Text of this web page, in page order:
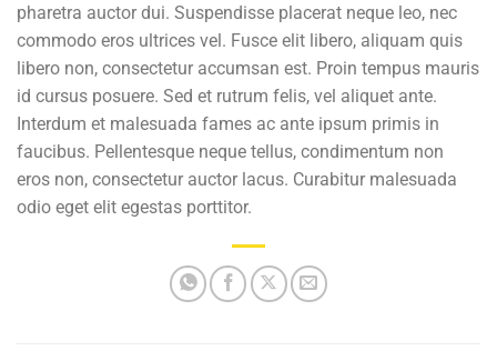
pharetra auctor dui. Suspendisse placerat neque leo, nec
commodo eros ultrices vel. Fusce elit libero, aliquam quis
libero non, consectetur accumsan est. Proin tempus mauris
id cursus posuere. Sed et rutrum felis, vel aliquet ante.
Interdum et malesuada fames ac ante ipsum primis in
faucibus. Pellentesque neque tellus, condimentum non
eros non, consectetur auctor lacus. Curabitur malesuada
odio eget elit egestas porttitor.